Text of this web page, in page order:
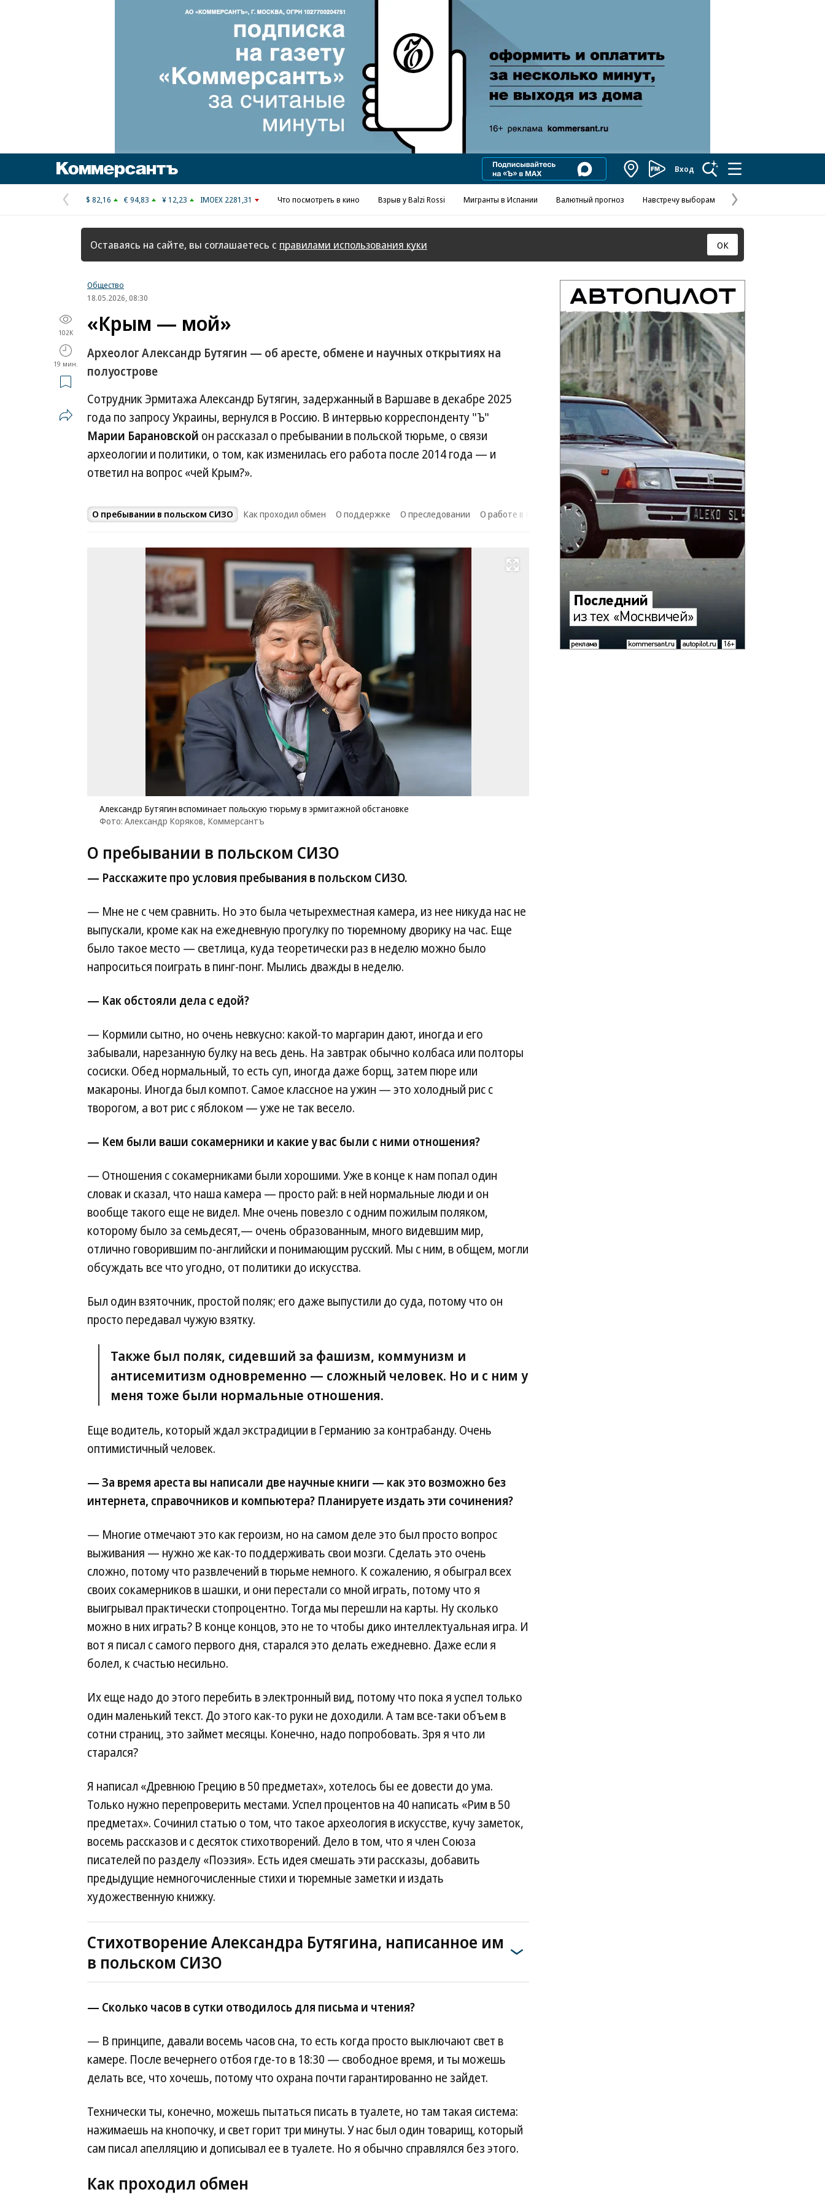
Реклама в «Ъ» www.kommersant.ru/ad
КоммерсантъВход
Предыдущая
страница
$ 82,16 € 94,83 ¥ 12,23 IMOEX 2281,31 Что посмотреть в кино Взрыв у Balzi Rossi Мигранты в Испании Валютный прогноз Навстречу выборам
Следующая
страница
Оставаясь на сайте, вы соглашаетесь с правилами использования куки ОК
Общество
18.05.2026, 08:30
102K
19 мин.
«Крым — мой»
Археолог Александр Бутягин — об аресте, обмене и научных открытиях на
полуострове
Сотрудник Эрмитажа Александр Бутягин, задержанный в Варшаве в декабре 2025
года по запросу Украины, вернулся в Россию. В интервью корреспонденту "Ъ"
Марии Барановской он рассказал о пребывании в польской тюрьме, о связи
археологии и политики, о том, как изменилась его работа после 2014 года — и
ответил на вопрос «чей Крым?».
О пребывании в польском СИЗО Как проходил обмен О поддержке О преследовании О работе в Крыму О спорных территориях «Крым — мой»
Развернуть на весь экран
Александр Бутягин вспоминает польскую тюрьму в эрмитажной обстановке
Фото: Александр Коряков, Коммерсантъ
Александр
вспоминает
тюрьму
О пребывании в польском СИЗО
— Расскажите про условия пребывания в польском СИЗО.
— Мне не с чем сравнить. Но это была четырехместная камера, из нее никуда нас не
выпускали, кроме как на ежедневную прогулку по тюремному дворику на час. Еще
было такое место — светлица, куда теоретически раз в неделю можно было
напроситься поиграть в пинг-понг. Мылись дважды в неделю.
— Как обстояли дела с едой?
— Кормили сытно, но очень невкусно: какой-то маргарин дают, иногда и его
забывали, нарезанную булку на весь день. На завтрак обычно колбаса или полторы
сосиски. Обед нормальный, то есть суп, иногда даже борщ, затем пюре или
макароны. Иногда был компот. Самое классное на ужин — это холодный рис с
творогом, а вот рис с яблоком — уже не так весело.
— Кем были ваши сокамерники и какие у вас были с ними отношения?
— Отношения с сокамерниками были хорошими. Уже в конце к нам попал один
словак и сказал, что наша камера — просто рай: в ней нормальные люди и он
вообще такого еще не видел. Мне очень повезло с одним пожилым поляком,
которому было за семьдесят,— очень образованным, много видевшим мир,
отлично говорившим по-английски и понимающим русский. Мы с ним, в общем, могли
обсуждать все что угодно, от политики до искусства.
Был один взяточник, простой поляк; его даже выпустили до суда, потому что он
просто передавал чужую взятку.
Также был поляк, сидевший за фашизм, коммунизм и
антисемитизм одновременно — сложный человек. Но и с ним у
меня тоже были нормальные отношения.
Еще водитель, который ждал экстрадиции в Германию за контрабанду. Очень
оптимистичный человек.
— За время ареста вы написали две научные книги — как это возможно без
интернета, справочников и компьютера? Планируете издать эти сочинения?
— Многие отмечают это как героизм, но на самом деле это был просто вопрос
выживания — нужно же как-то поддерживать свои мозги. Сделать это очень
сложно, потому что развлечений в тюрьме немного. К сожалению, я обыграл всех
своих сокамерников в шашки, и они перестали со мной играть, потому что я
выигрывал практически стопроцентно. Тогда мы перешли на карты. Ну сколько
можно в них играть? В конце концов, это не то чтобы дико интеллектуальная игра. И
вот я писал с самого первого дня, старался это делать ежедневно. Даже если я
болел, к счастью несильно.
Их еще надо до этого перебить в электронный вид, потому что пока я успел только
один маленький текст. До этого как-то руки не доходили. А там все-таки объем в
сотни страниц, это займет месяцы. Конечно, надо попробовать. Зря я что ли
старался?
Я написал «Древнюю Грецию в 50 предметах», хотелось бы ее довести до ума.
Только нужно перепроверить местами. Успел процентов на 40 написать «Рим в 50
предметах». Сочинил статью о том, что такое археология в искусстве, кучу заметок,
восемь рассказов и с десяток стихотворений. Дело в том, что я член Союза
писателей по разделу «Поэзия». Есть идея смешать эти рассказы, добавить
предыдущие немногочисленные стихи и тюремные заметки и издать
художественную книжку.
Стихотворение Александра Бутягина, написанное им
в польском СИЗО
— Сколько часов в сутки отводилось для письма и чтения?
— В принципе, давали восемь часов сна, то есть когда просто выключают свет в
камере. После вечернего отбоя где-то в 18:30 — свободное время, и ты можешь
делать все, что хочешь, потому что охрана почти гарантированно не зайдет.
Технически ты, конечно, можешь пытаться писать в туалете, но там такая система:
нажимаешь на кнопочку, и свет горит три минуты. У нас был один товарищ, который
сам писал апелляцию и дописывал ее в туалете. Но я обычно справлялся без этого.
Как проходил обмен